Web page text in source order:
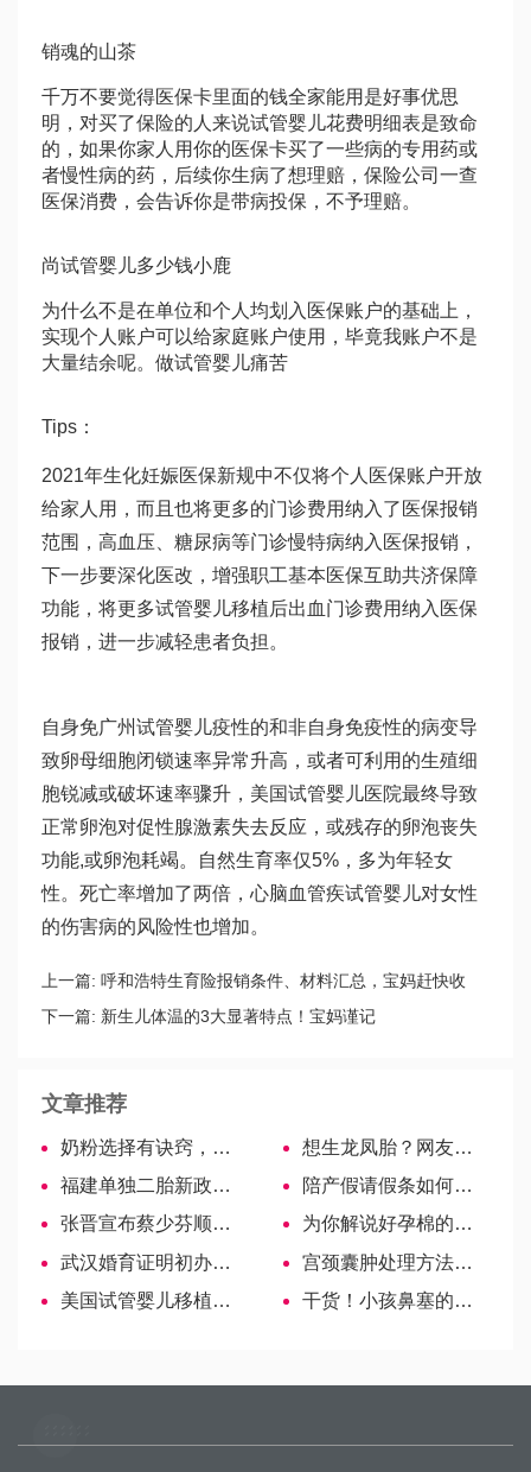
销魂的山茶
千万不要觉得医保卡里面的钱全家能用是好事优思
明 ，对买了保险的人来说试管婴儿花费明细表是致命
的，如果你家人用你的医保卡买了一些病的专用药或
者慢性病的药，后续你生病了想理赔，保险公司一查
医保消费，会告诉你是带病投保，不予理赔。
尚试管婴儿多少钱小鹿
为什么不是在单位和个人均划入医保账户的基础上，
实现个人账户可以给家庭账户使用，毕竟我账户不是
大量结余呢。 做试管婴儿痛苦
Tips：
2021年生化妊娠医保新规中不仅将个人医保账户开放
给家人用，而且也将更多的门诊费用纳入了医保报销
范围，高血压、糖尿病等门诊慢特病纳入医保报销，
下一步要深化医改，增强职工基本医保互助共济保障
功能，将更多试管婴儿移植后出血 门诊费用纳入医保
报销，进一步减轻患者负担。
自身免广州试管婴儿疫性的和非自身免疫性的病变导
致卵母细胞闭锁速率异常升高，或者可利用的生殖细
胞锐减或破坏速率骤升，美国试管婴儿医院最终导致
正常卵泡对促性腺激素失去反应，或残存的卵泡丧失
功能,或卵泡耗竭。自然生育率仅5%，多为年轻女
性。死亡率增加了两倍，心脑血管疾试管婴儿对女性
的伤害病的风险性也增加。
上一篇: 呼和浩特生育险报销条件、材料汇总，宝妈赶快收
藏！
下一篇: 新生儿体温的3大显著特点！宝妈谨记
文章推荐
奶粉选择有诀窍，教你如何辨别真伪
想生龙凤胎？网友分享怀孕征兆
福建单独二胎新政策落地，具体解读请戳这里
陪产假请假条如何写？理由、格式均有讲究
张晋宣布蔡少芬顺利诞下第三胎，宝宝性别成焦点
为你解说好孕棉的来由，怎样助孕效果更佳！
武汉婚育证明初办指南，江汉区这些地址和电话需牢记
宫颈囊肿处理方法全解读，对症才能更好治疗！
美国试管婴儿移植后，有褐色分泌物的原因是什么？
干货！小孩鼻塞的最佳治疗方法，3个小妙招可有效缓解